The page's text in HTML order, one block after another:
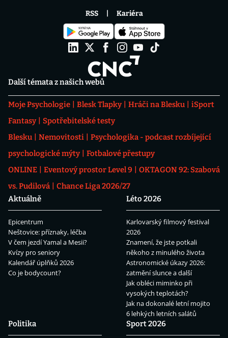
Další témata z našich webů
Moje Psychologie Blesk Tlapky Hráči na Blesku
iSport
Fantasy
Spotřebitelské testy
Blesku
Nemovitosti
Psychologika - podcast rozbíjející
psychologické mýty
Fotbalové přestupy
ONLINE
Eventový prostor Level 9
OKTAGON 92: Szabová
vs. Pudilová
Chance Liga 2026/27
Aktuálně
Epicentrum
Neštovice: příznaky, léčba
V čem jezdí Yamal a Mesii?
Kvízy pro seniory
Kalendář úplňků 2026
Co je bodycount?
Léto 2026
Karlovarský filmový festival
2026
Znamení, že jste potkali
někoho z minulého života
Astronomické úkazy 2026:
zatmění slunce a další
Jak obléci miminko při
vysokých teplotách?
Jak na dokonalé letní mojito
6 lehkých letních salátů
Politika
Sport 2026
RSS Kariéra